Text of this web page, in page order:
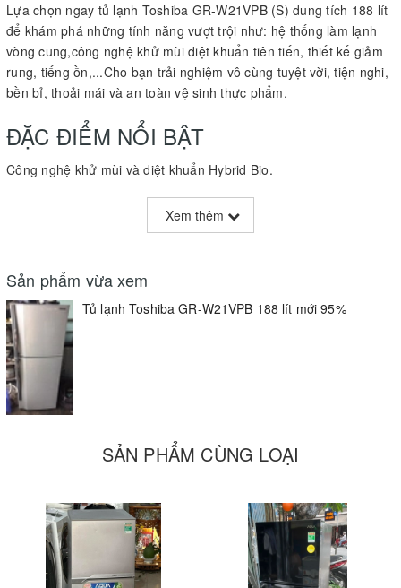
Lựa chọn ngay tủ lạnh Toshiba GR-W21VPB (S) dung tích 188 lít
để khám phá những tính năng vượt trội như: hệ thống làm lạnh
vòng cung,công nghệ khử mùi diệt khuẩn tiên tiến, thiết kế giảm
rung, tiếng ồn,...Cho bạn trải nghiệm vô cùng tuyệt vời, tiện nghi,
bền bỉ, thoải mái và an toàn vệ sinh thực phẩm.
ĐẶC ĐIỂM NỔI BẬT
Công nghệ khử mùi và diệt khuẩn Hybrid Bio.
Thiết kế giảm rung, giảm ồn.
Khay bằng kính chịu lực.
Luồng khí lạnh vòng cung.
Dung tích 188 lít.
Xem thêm
Sản phẩm vừa xem
Tủ lạnh Toshiba GR-W21VPB 188 lít mới 95%
SẢN PHẨM CÙNG LOẠI